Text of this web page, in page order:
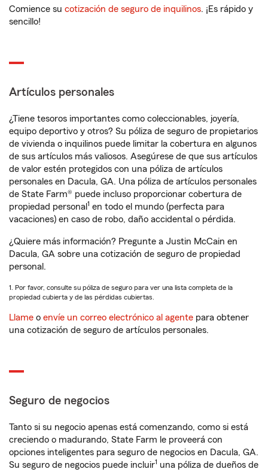
Comience su cotización de seguro de inquilinos. ¡Es rápido y
sencillo!
Artículos personales
¿Tiene tesoros importantes como coleccionables, joyería,
equipo deportivo y otros? Su póliza de seguro de propietarios
de vivienda o inquilinos puede limitar la cobertura en algunos
de sus artículos más valiosos. Asegúrese de que sus artículos
de valor estén protegidos con una póliza de artículos
personales en Dacula, GA. Una póliza de artículos personales
de State Farm® puede incluso proporcionar cobertura de
propiedad personal 1 en todo el mundo (perfecta para
vacaciones) en caso de robo, daño accidental o pérdida.
¿Quiere más información? Pregunte a Justin McCain en
Dacula, GA sobre una cotización de seguro de propiedad
personal.
1. Por favor, consulte su póliza de seguro para ver una lista completa de la
propiedad cubierta y de las pérdidas cubiertas.
Llame o envíe un correo electrónico al agente para obtener
una cotización de seguro de artículos personales.
Seguro de negocios
Tanto si su negocio apenas está comenzando, como si está
creciendo o madurando, State Farm le proveerá con
opciones inteligentes para seguro de negocios en Dacula, GA.
Su seguro de negocios puede incluir1 una póliza de dueños de